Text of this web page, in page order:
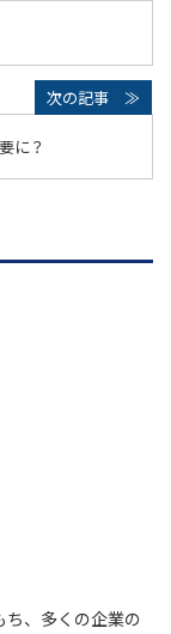
に？
、多くの企業の